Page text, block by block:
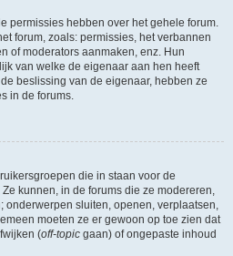
permissies hebben over het gehele forum.
forum, zoals: permissies, het verbannen
of moderators aanmaken, enz. Hun
van welke de eigenaar aan hen heeft
beslissing van de eigenaar, hebben ze
in de forums.
die in staan voor de
kunnen, in de forums die ze modereren,
onderwerpen sluiten, openen, verplaatsen,
moeten ze er gewoon op toe zien dat
(off-topic gaan) of ongepaste inhoud